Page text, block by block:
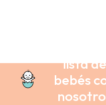
lista
bebés